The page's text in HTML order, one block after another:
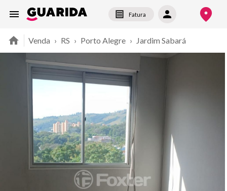
Fatura
Venda › RS › Porto Alegre › Jardim Sabará